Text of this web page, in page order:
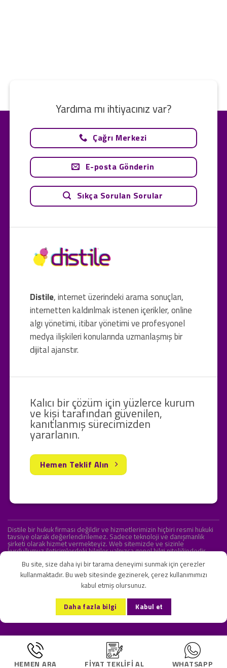
Distile, internet üzerindeki arama sonuçları,
internetten kaldırılmak istenen içerikler, online
algı yönetimi, itibar yönetimi ve profesyonel
medya ilişkileri konularında uzmanlaşmış bir
dijital ajanstır.
Yardıma mı ihtiyacınız var?
Çağrı Merkezi
E-posta Gönderin
Sıkça Sorulan Sorular
Kalıcı bir çözüm için yüzlerce kurum
ve kişi tarafından güvenilen,
kanıtlanmış sürecimizden
yararlanın.
Hemen Teklif Alın
Distile bir hukuk firması değildir ve hizmetlerimizin hiçbiri resmi hukuki
tavsiye olarak değerlendirilemez. Sadece teknoloji ve danışmanlık
şirketi olarak hizmet vermekteyiz. Web sitemizde ve sizinle
kurduğumuz iletişimlerdeki bilgiler yalnızca genel bilgi niteliğindedir.
KVKK ve Gizlilik Sözleşmesi S.S.S. İletişim
Copyright 2026 ©Onlipr Teknoloji ve Ticaret A.Ş.
HEMEN ARA FIYAT TEKLIFI AL WHATSAPP
Bu site, size daha iyi bir tarama deneyimi sunmak için çerezler
kullanmaktadır. Bu web sitesinde gezinerek, çerez kullanımımızı
kabul etmiş olursunuz.
Daha fazla bilgi Kabul et